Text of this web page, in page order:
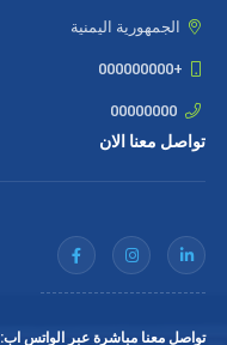
الجمهورية اليمنية
+000000000
00000000
تواصل معنا الان
تواصل معنا مباشرة عبر الواتس اب: